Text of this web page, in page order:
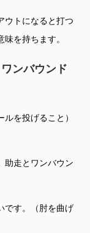
ウトになると打つ
を持ちます。
ンバウンド
を投げること）
助走とワンバウン
です。（肘を曲げ